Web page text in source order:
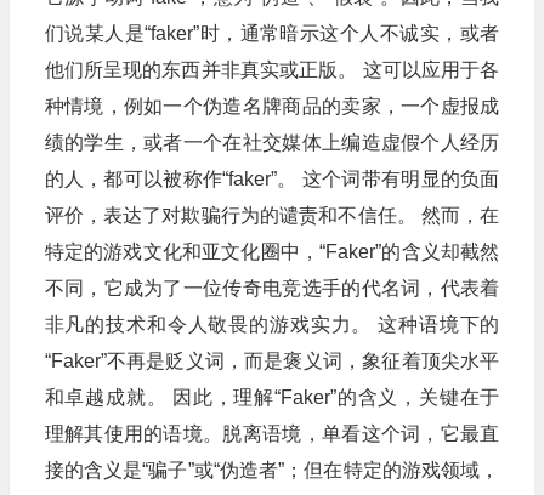
们说某人是“faker”时，通常暗示这个人不诚实，或者
他们所呈现的东西并非真实或正版。 这可以应用于各
种情境，例如一个伪造名牌商品的卖家，一个虚报成
绩的学生，或者一个在社交媒体上编造虚假个人经历
的人，都可以被称作“faker”。 这个词带有明显的负面
评价，表达了对欺骗行为的谴责和不信任。 然而，在
特定的游戏文化和亚文化圈中，“Faker”的含义却截然
不同，它成为了一位传奇电竞选手的代名词，代表着
非凡的技术和令人敬畏的游戏实力。 这种语境下的
“Faker”不再是贬义词，而是褒义词，象征着顶尖水平
和卓越成就。 因此，理解“Faker”的含义，关键在于
理解其使用的语境。脱离语境，单看这个词，它最直
接的含义是“骗子”或“伪造者”；但在特定的游戏领域，